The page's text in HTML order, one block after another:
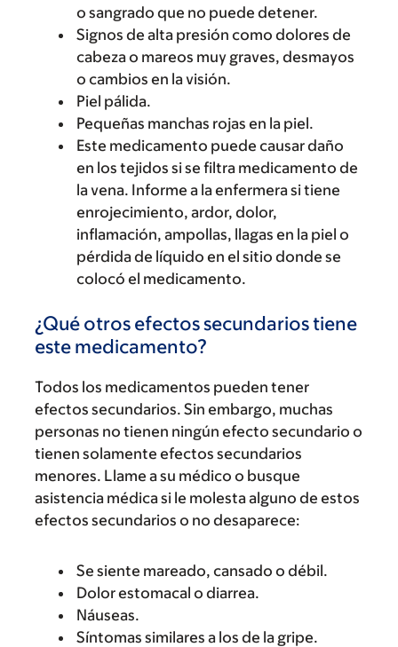
o sangrado que no puede detener.
Signos de alta presión como dolores de
cabeza o mareos muy graves, desmayos
o cambios en la visión.
Piel pálida.
Pequeñas manchas rojas en la piel.
Este medicamento puede causar daño
en los tejidos si se filtra medicamento de
la vena. Informe a la enfermera si tiene
enrojecimiento, ardor, dolor,
inflamación, ampollas, llagas en la piel o
pérdida de líquido en el sitio donde se
colocó el medicamento.
¿Qué otros efectos secundarios tiene
este medicamento?
Todos los medicamentos pueden tener
efectos secundarios. Sin embargo, muchas
personas no tienen ningún efecto secundario o
tienen solamente efectos secundarios
menores. Llame a su médico o busque
asistencia médica si le molesta alguno de estos
efectos secundarios o no desaparece:
Se siente mareado, cansado o débil.
Dolor estomacal o diarrea.
Náuseas.
Síntomas similares a los de la gripe.